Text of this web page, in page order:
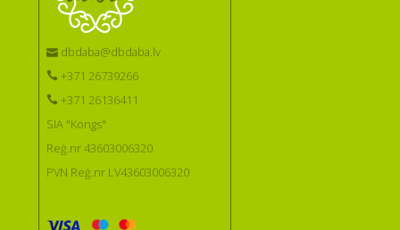
dbdaba@dbdaba.lv
+371 26739266
+371 26136411
SIA "Kongs"
Reģ.nr 43603006320
PVN Reģ.nr LV43603006320